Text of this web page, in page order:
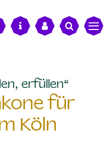
erfüllen“
für
Köln